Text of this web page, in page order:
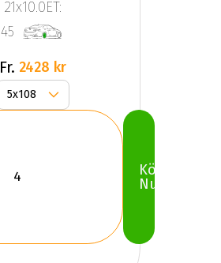
Silver
21x10.0ET:
45
Fr. 2428 kr
Köp
Nu